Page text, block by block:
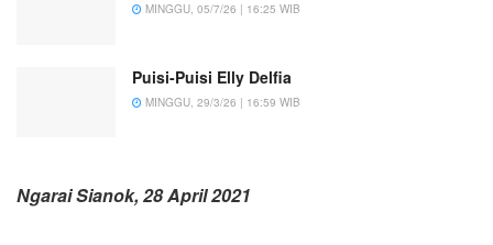
MINGGU, 05/7/26 | 16:25 WIB
Puisi-Puisi Elly Delfia
MINGGU, 29/3/26 | 16:59 WIB
Ngarai Sianok, 28 April 2021